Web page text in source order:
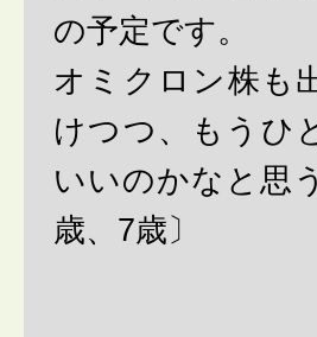
の予定です。
オミクロン株も
けつつ、もうひ
いいのかなと思
歳、7歳〕